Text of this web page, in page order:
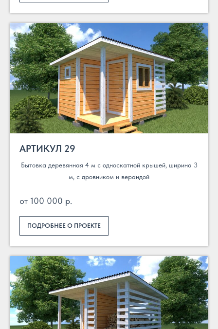
АРТИКУЛ 29
Бытовка деревянная 4 м с односкатной крышей, ширина 3
м, с дровником и верандой
от 100 000 р.
ПОДРОБНЕЕ О ПРОЕКТЕ